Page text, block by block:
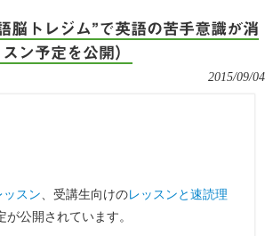
脳トレジム”で英語の苦手意識が消
ン予定を公開）
2015/09/04
ッスン 、受講生向けのレッスンと速読理
が公開されています。